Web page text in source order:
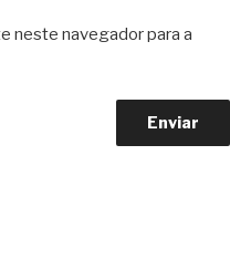
neste navegador para a